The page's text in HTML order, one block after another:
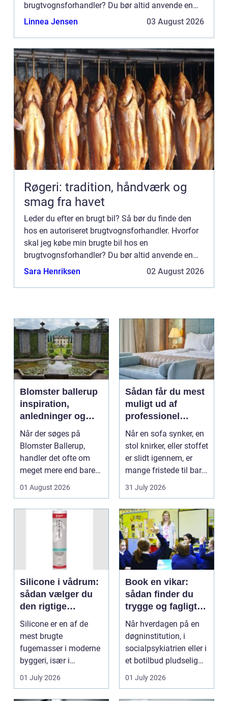
brugtvognsforhandler? Du bør altid anvende en
brugtvognsforhandler i forbindelse med køb af
Linnea Jensen 03 August 2026
Røgeri: tradition, håndværk og
smag fra havet
Leder du efter en brugt bil? Så bør du finde den
hos en autoriseret brugtvognsforhandler. Hvorfor
skal jeg købe min brugte bil hos en
brugtvognsforhandler? Du bør altid anvende en
brugtvognsforhandler i forbindelse med køb af
Sara Henriksen 02 August 2026
Blomster ballerup
inspiration,
anledninger og
lokale muligheder
Når der søges på
Blomster Ballerup,
handler det ofte om
meget mere end bare
en hurtig buket.
01 August 2026
Sådan får du mest
muligt ud af
professionel
møbelpolstring
Når en sofa synker, en
stol knirker, eller stoffet
er slidt igennem, er
mange fristede til bar...
31 July 2026
Silicone i vådrum:
sådan vælger du
den rigtige
fugemasse
Silicone er en af de
mest brugte
fugemasser i moderne
byggeri, især i
badeværelser,
01 July 2026
Book en vikar:
sådan finder du
trygge og fagligt
stærke løsninger
Når hverdagen på en
døgninstitution, i
socialpsykiatrien eller i
et botilbud pludselig
ændrer sig, k...
01 July 2026